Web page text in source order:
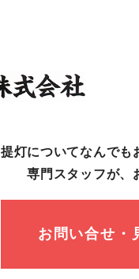
提灯についてなんでも
専⾨スタッフが、
お問い合せ・